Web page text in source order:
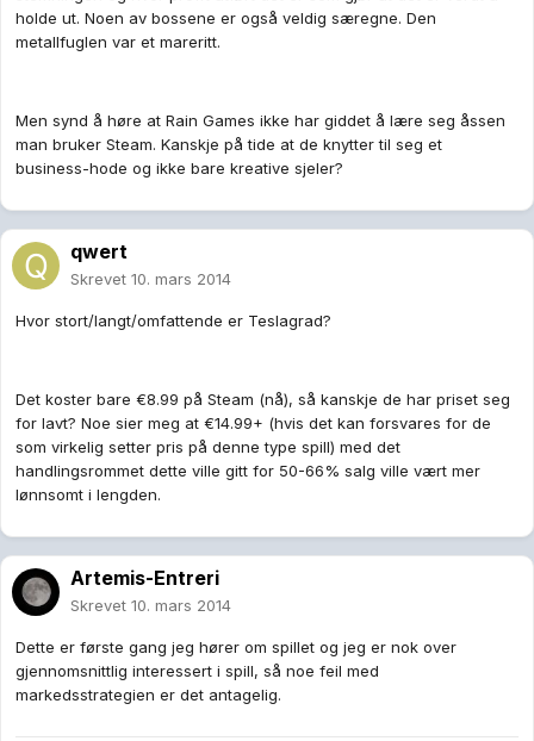
holde ut. Noen av bossene er også veldig særegne. Den
metallfuglen var et mareritt.
Men synd å høre at Rain Games ikke har giddet å lære seg åssen
man bruker Steam. Kanskje på tide at de knytter til seg et
business-hode og ikke bare kreative sjeler?
qwert
Skrevet 10. mars 2014
Hvor stort/langt/omfattende er Teslagrad?
Det koster bare €8.99 på Steam (nå), så kanskje de har priset seg
for lavt? Noe sier meg at €14.99+ (hvis det kan forsvares for de
som virkelig setter pris på denne type spill) med det
handlingsrommet dette ville gitt for 50-66% salg ville vært mer
lønnsomt i lengden.
Artemis-Entreri
Skrevet 10. mars 2014
Dette er første gang jeg hører om spillet og jeg er nok over
gjennomsnittlig interessert i spill, så noe feil med
markedsstrategien er det antagelig.